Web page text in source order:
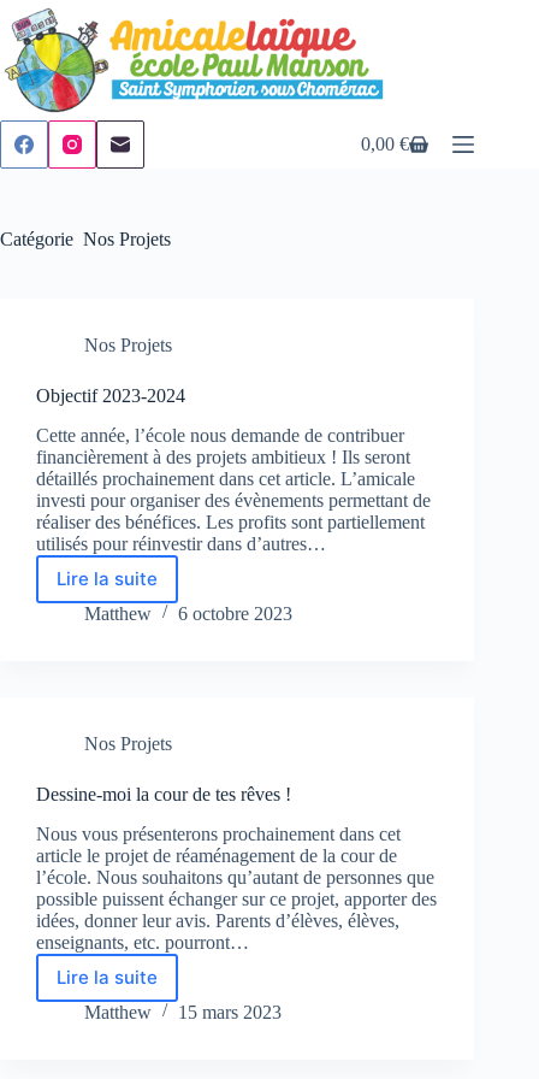
Passer
au
contenu
Panier
0,00€
Catégorie Nos Projets
Nos Projets
Objectif 2023-2024
Cette année, l’école nous demande de contribuer
financièrement à des projets ambitieux ! Ils seront
détaillés prochainement dans cet article. L’amicale
investi pour organiser des évènements permettant de
réaliser des bénéfices. Les profits sont partiellement
utilisés pour réinvestir dans d’autres…
Lire la suite
Objectif
2023-
Matthew 6 octobre 2023
Nos Projets
Dessine-moi la cour de tes rêves !
Nous vous présenterons prochainement dans cet
article le projet de réaménagement de la cour de
l’école. Nous souhaitons qu’autant de personnes que
possible puissent échanger sur ce projet, apporter des
idées, donner leur avis. Parents d’élèves, élèves,
enseignants, etc. pourront…
Lire la suite
Dessine-
moi
Matthew 15 mars 2023